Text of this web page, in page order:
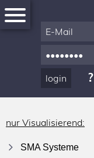
News
nur Visualisierend:
SMA Systeme